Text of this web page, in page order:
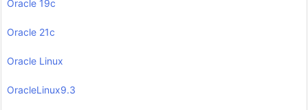
Oracle 19c
Oracle 21c
Oracle Linux
OracleLinux9.3